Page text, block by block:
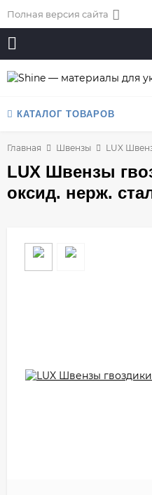
Полная версия сайта
КАТАЛОГ ТОВАРОВ
Главная Швензы LUX
LUX Швензы
оксид. нерж.